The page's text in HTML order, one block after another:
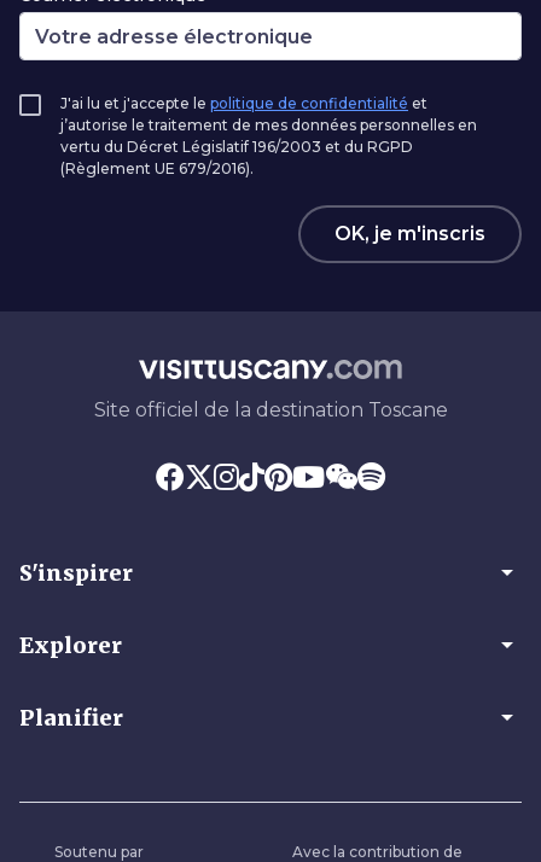
J'ai lu et j'accepte le politique de confidentialité et
j’autorise le traitement de mes données personnelles en
vertu du Décret Législatif 196/2003 et du RGPD
(Règlement UE 679/2016).
OK, je m'inscris
Site officiel de la destination Toscane
S'inspirer arrow_drop_down
Explorer arrow_drop_down
Planifier arrow_drop_down
Soutenu par Avec la contribution de